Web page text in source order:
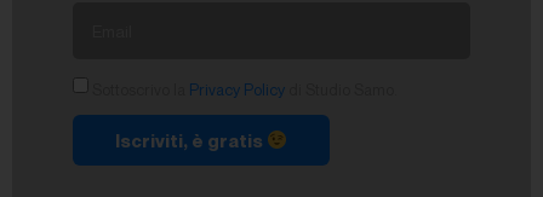
Privacy Policy
Iscriviti, è gratis